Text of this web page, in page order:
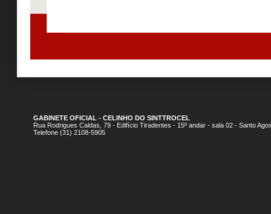
GABINETE OFICIAL - CELINHO DO SINTTROCEL
Rua Rodrigues Caldas, 79 - Edifício Tiradentes - 15º andar - sala 02 - Santo
Telefone (31) 2108-5905